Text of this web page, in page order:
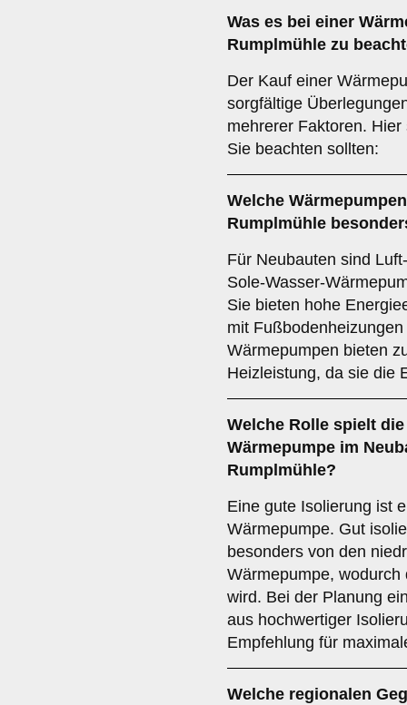
Was es bei einer
Rumplmühle zu
Der Kauf einer
sorgfältige
mehrerer Faktoren.
Sie beachten sollten:
Welche
Rumplmühle
Für Neubauten sind
Sole-Wasser-
Sie bieten hohe
mit
Wärmepumpen bieten
Heizleistung, da sie die
Welche Rolle spielt
Wärmepumpe im
Rumplmühle?
Eine gute Isolierung ist
Wärmepumpe. Gut
besonders von den
Wärmepumpe,
wird. Bei der Planung
aus hochwertiger
Empfehlung für
Welche regionalen